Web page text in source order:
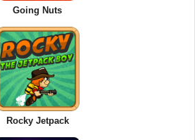
Going Nuts
Rocky Jetpack